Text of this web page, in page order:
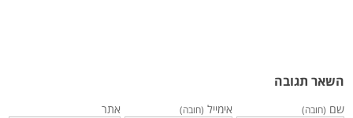
השאר תגובה
שם (חובה) אימייל (חובה) אתר